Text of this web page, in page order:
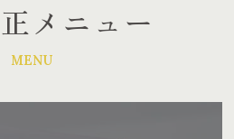
メニュー
MENU